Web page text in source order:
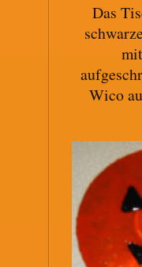
Das
Wico